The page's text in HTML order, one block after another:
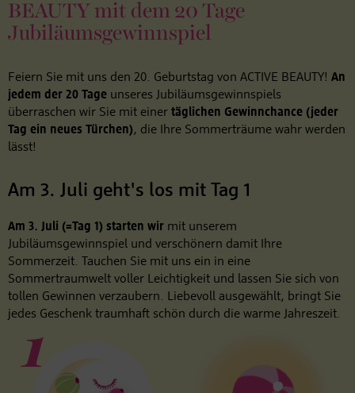
BEAUTY mit dem 20 Tage
Jubiläumsgewinnspiel
Feiern Sie mit uns den 20. Geburtstag von ACTIVE BEAUTY! An
jedem der 20 Tage unseres Jubiläumsgewinnspiels
überraschen wir Sie mit einer täglichen Gewinnchance (jeder
Tag ein neues Türchen), die Ihre Sommerträume wahr werden
lässt!
Am 3. Juli geht's los mit Tag 1
Am 3. Juli (=Tag 1) starten wir mit unserem
Jubiläumsgewinnspiel und verschönern damit Ihre
Sommerzeit. Tauchen Sie mit uns ein in eine
Sommertraumwelt voller Leichtigkeit und lassen Sie sich von
tollen Gewinnen verzaubern. Liebevoll ausgewählt, bringt Sie
jedes Geschenk traumhaft schön durch die warme Jahreszeit.